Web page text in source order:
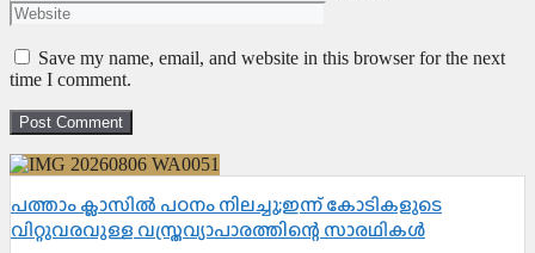
Save my name, email, and website in this browser for the next
time I comment.
പത്താം ക്ലാസിൽ പഠനം നിലച്ചു;ഇന്ന് കോടികളുടെ
വിറ്റുവരവുള്ള വസ്ത്രവ്യാപാരത്തിന്റെ സാരഥികൾ